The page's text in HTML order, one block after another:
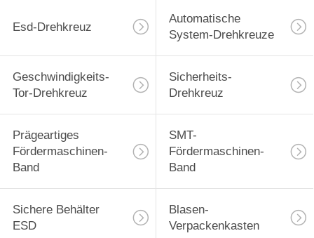
Esd-Drehkreuz
Automatische
System-Drehkreuze
Geschwindigkeits-
Tor-Drehkreuz
Sicherheits-
Drehkreuz
Prägeartiges
Fördermaschinen-
Band
SMT-
Fördermaschinen-
Band
Sichere Behälter
ESD
Blasen-
Verpackenkasten